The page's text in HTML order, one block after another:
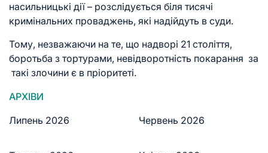
насильницькі дії – розслідується біля тисячі
кримінальних проваджень, які надійдуть в суди.
Тому, незважаючи на те, що надворі 21 століття,
боротьба з тортурами, невідворотність покарання за
такі злочини є в пріоритеті.
АРХІВИ
Липень 2026
Червень 2026